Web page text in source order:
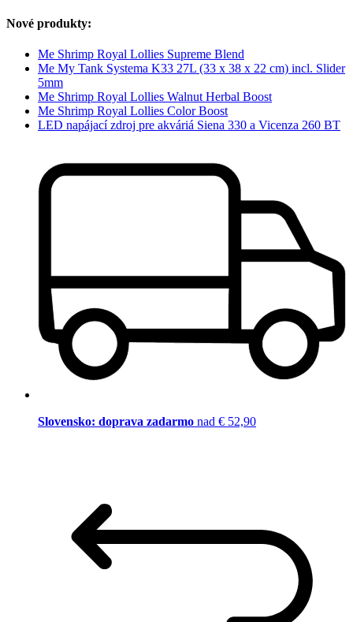
Nové produkty:
Me Shrimp Royal Lollies Supreme Blend
Me My Tank Systema K33 27L (33 x 38 x 22 cm) incl. Slider
5mm
Me Shrimp Royal Lollies Walnut Herbal Boost
Me Shrimp Royal Lollies Color Boost
LED napájací zdroj pre akváriá Siena 330 a Vicenza 260 BT
Slovensko: doprava zadarmo nad € 52,90